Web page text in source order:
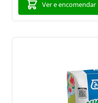
Ver e encomendar